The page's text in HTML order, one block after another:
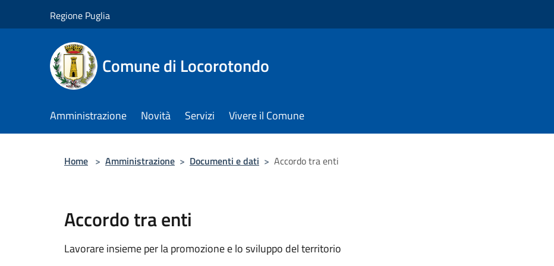
Regione Puglia
Comune di Locorotondo
Amministrazione Novità Servizi Vivere il Comune
Home > Amministrazione > Documenti e dati > Accordo tra enti
Accordo tra enti
Lavorare insieme per la promozione e lo sviluppo del territorio